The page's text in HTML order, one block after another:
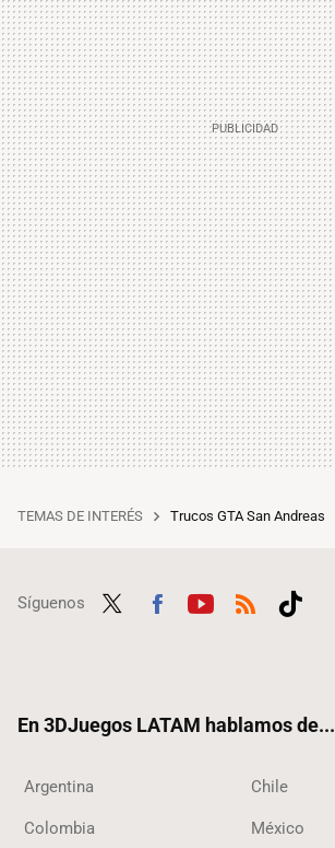
TEMAS DE INTERÉS Trucos GTA San Andreas
Síguenos
En 3DJuegos LATAM hablamos de...
Argentina Chile
Colombia México